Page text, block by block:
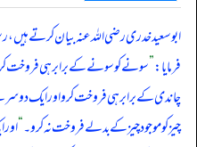
ابوسعید خدری رضی اللہ عنہ بیان کرتے ہیں،
فرمایا:”سونے کو سونے کے برابر ہی فروخت
چاندی کے برابر ہی فروخت کرو اور ایک
چیز کو موجود چیز کے بدلے فروخت نہ کرو۔“